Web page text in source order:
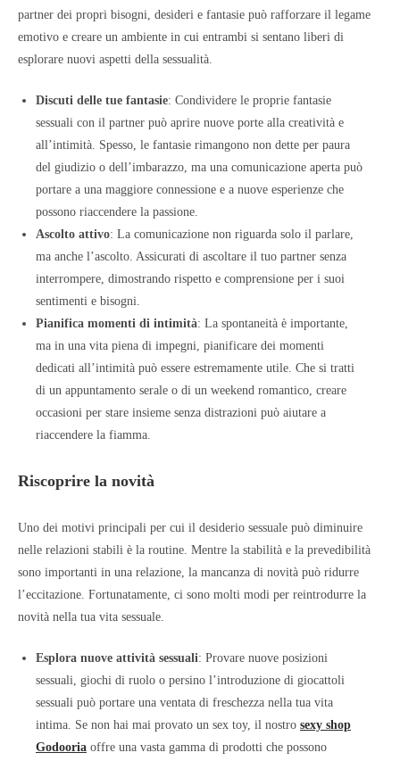
partner dei propri bisogni, desideri e fantasie può rafforzare il legame
emotivo e creare un ambiente in cui entrambi si sentano liberi di
esplorare nuovi aspetti della sessualità.
Discuti delle tue fantasie: Condividere le proprie fantasie
sessuali con il partner può aprire nuove porte alla creatività e
all’intimità. Spesso, le fantasie rimangono non dette per paura
del giudizio o dell’imbarazzo, ma una comunicazione aperta può
portare a una maggiore connessione e a nuove esperienze che
possono riaccendere la passione.
Ascolto attivo: La comunicazione non riguarda solo il parlare,
ma anche l’ascolto. Assicurati di ascoltare il tuo partner senza
interrompere, dimostrando rispetto e comprensione per i suoi
sentimenti e bisogni.
Pianifica momenti di intimità: La spontaneità è importante,
ma in una vita piena di impegni, pianificare dei momenti
dedicati all’intimità può essere estremamente utile. Che si tratti
di un appuntamento serale o di un weekend romantico, creare
occasioni per stare insieme senza distrazioni può aiutare a
riaccendere la fiamma.
Riscoprire la novità
Uno dei motivi principali per cui il desiderio sessuale può diminuire
nelle relazioni stabili è la routine. Mentre la stabilità e la prevedibilità
sono importanti in una relazione, la mancanza di novità può ridurre
l’eccitazione. Fortunatamente, ci sono molti modi per reintrodurre la
novità nella tua vita sessuale.
Esplora nuove attività sessuali: Provare nuove posizioni
sessuali, giochi di ruolo o persino l’introduzione di giocattoli
sessuali può portare una ventata di freschezza nella tua vita
intima. Se non hai mai provato un sex toy, il nostro sexy shop
Godooria offre una vasta gamma di prodotti che possono